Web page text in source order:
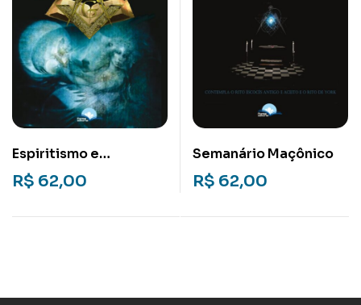
Espiritismo e
Maçonaria
R$ 62,00
Semanário Maçônico
R$ 62,00